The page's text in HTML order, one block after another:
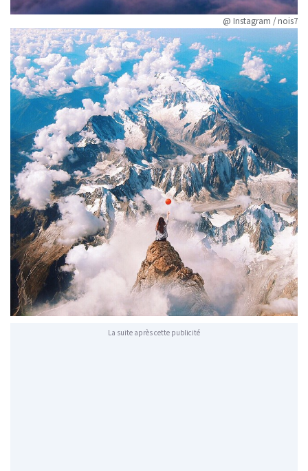
@ Instagram / nois7
La suite après cette publicité